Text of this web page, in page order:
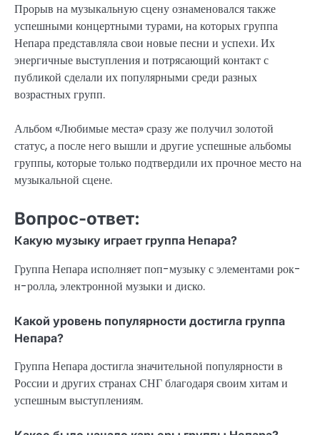
Прорыв на музыкальную сцену ознаменовался также
успешными концертными турами, на которых группа
Непара представляла свои новые песни и успехи. Их
энергичные выступления и потрясающий контакт с
публикой сделали их популярными среди разных
возрастных групп.
Альбом «Любимые места» сразу же получил золотой
статус, а после него вышли и другие успешные альбомы
группы, которые только подтвердили их прочное место на
музыкальной сцене.
Вопрос-ответ:
Какую музыку играет группа Непара?
Группа Непара исполняет поп-музыку с элементами рок-
н-ролла, электронной музыки и диско.
Какой уровень популярности достигла группа
Непара?
Группа Непара достигла значительной популярности в
России и других странах СНГ благодаря своим хитам и
успешным выступлениям.